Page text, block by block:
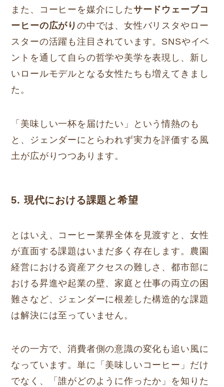
また、コーヒーを媒介にしたサードウェーブコ
ーヒーの広がりの中では、女性バリスタやロー
スターの活躍も注目されています。SNSやイベ
ントを通して自らの哲学や美学を表現し、新し
いロールモデルとなる女性たちも増えてきまし
た。
「美味しい一杯を届けたい」という情熱のも
と、ジェンダーにとらわれず実力を評価する風
土が広がりつつあります。
5. 現代における課題と希望
とはいえ、コーヒー業界全体を見渡すと、女性
が直面する課題はいまだ多く存在します。農園
経営における資産アクセスの難しさ、都市部に
おける昇進や起業の壁、家庭と仕事の両立の困
難さなど、ジェンダーに根差した構造的な課題
は解決には至っていません。
その一方で、消費者側の意識の変化も追い風に
なっています。単に「美味しいコーヒー」だけ
でなく、「誰がどのように作ったか」を知りた